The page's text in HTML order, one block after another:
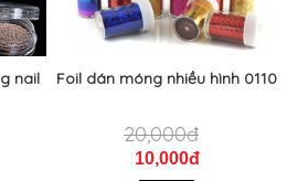
nail
Foil dán móng nhiều hình 0110
20,000đ
10,000đ